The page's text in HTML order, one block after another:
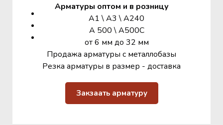
Арматуры оптом и в розницу
А1 \ А3 \ А240
А 500 \ А500С
от 6 мм до 32 мм
Продажа арматуры с металлобазы
Резка арматуры в размер - доставка
Закзаать арматуру